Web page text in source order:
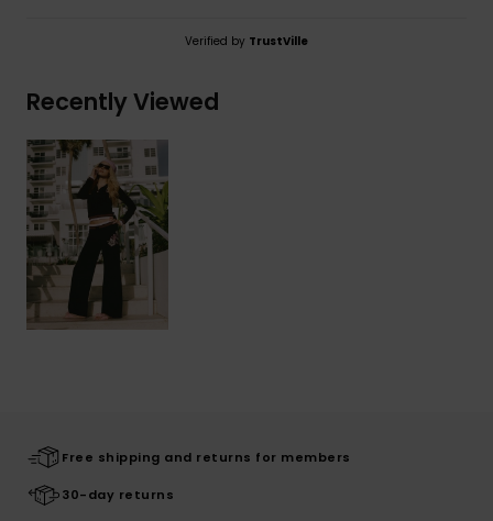
Verified by TrustVille
Recently Viewed
Free shipping and returns for members
30-day returns